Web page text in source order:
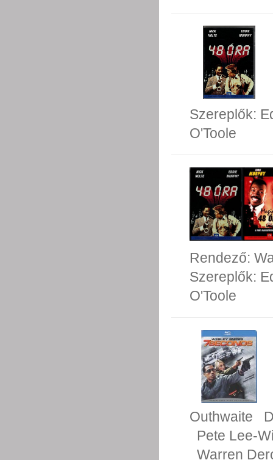
Szereplők:
O'Toole
Rendező:
Szereplők:
O'Toole
Outhwaite
Pete Lee-
Warren